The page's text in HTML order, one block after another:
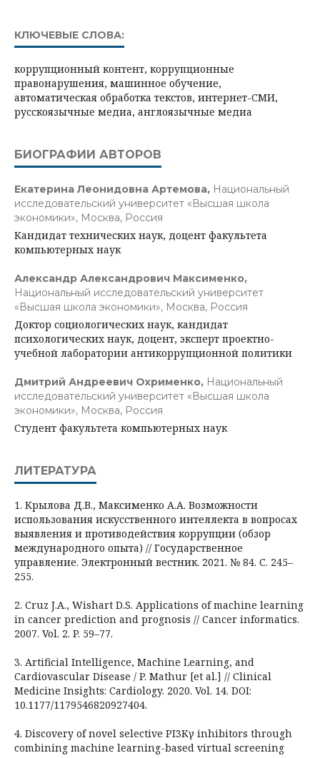
КЛЮЧЕВЫЕ СЛОВА:
коррупционный контент, коррупционные
правонарушения, машинное обучение,
автоматическая обработка текстов, интернет-СМИ,
русскоязычные медиа, англоязычные медиа
БИОГРАФИИ АВТОРОВ
Екатерина Леонидовна Артемова, Национальный
исследовательский университет «Высшая школа
экономики», Москва, Россия
Кандидат технических наук, доцент факультета
компьютерных наук
Александр Александрович Максименко,
Национальный исследовательский университет
«Высшая школа экономики», Москва, Россия
Доктор социологических наук, кандидат
психологических наук, доцент, эксперт проектно-
учебной лаборатории антикоррупционной политики
Дмитрий Андреевич Охрименко, Национальный
исследовательский университет «Высшая школа
экономики», Москва, Россия
Студент факультета компьютерных наук
ЛИТЕРАТУРА
1. Крылова Д.В., Максименко А.А. Возможности
использования искусственного интеллекта в вопросах
выявления и противодействия коррупции (обзор
международного опыта) // Государственное
управление. Электронный вестник. 2021. № 84. С. 245–
255.
2. Cruz J.A., Wishart D.S. Applications of machine learning
in cancer prediction and prognosis // Cancer informatics.
2007. Vol. 2. P. 59–77.
3. Artificial Intelligence, Machine Learning, and
Cardiovascular Disease / P. Mathur [et al.] // Clinical
Medicine Insights: Cardiology. 2020. Vol. 14. DOI:
10.1177/1179546820927404.
4. Discovery of novel selective PI3Kγ inhibitors through
combining machine learning-based virtual screening